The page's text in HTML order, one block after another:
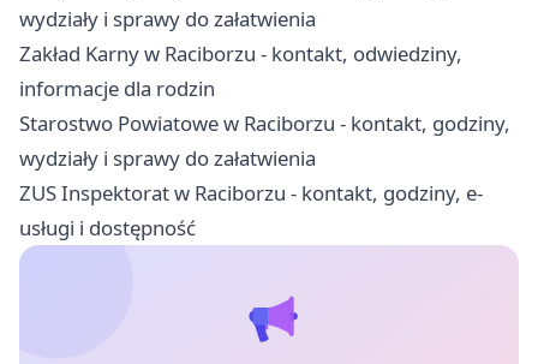
wydziały i sprawy do załatwienia
Zakład Karny w Raciborzu - kontakt, odwiedziny,
informacje dla rodzin
Starostwo Powiatowe w Raciborzu - kontakt, godziny,
wydziały i sprawy do załatwienia
ZUS Inspektorat w Raciborzu - kontakt, godziny, e-
usługi i dostępność